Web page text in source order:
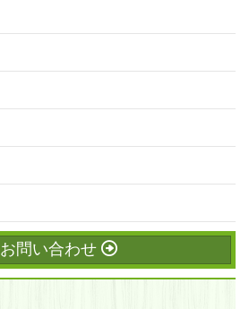
お問い合わせ